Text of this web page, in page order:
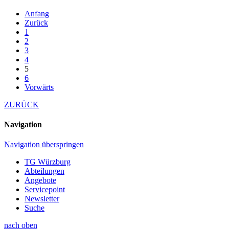
Anfang
Zurück
1
2
3
4
5
6
Vorwärts
ZURÜCK
Navigation
Navigation überspringen
TG Würzburg
Abteilungen
Angebote
Servicepoint
Newsletter
Suche
nach oben